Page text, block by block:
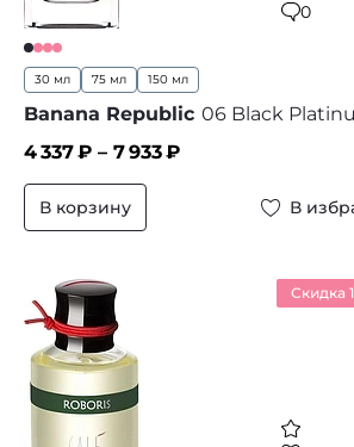
0
30 мл 75 мл 150 мл
Banana Republic 06 Black
4 337₽ – 7 933₽
В корзину В
Скидка